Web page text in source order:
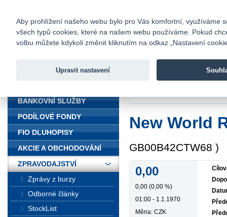
Fio banka
Fio banka
New World
GB00B42CTW68 )
0,00
0,00 (0,00 %)
01:00 - 1.1.1970
Měna: CZK
BANKOVNÍ SLUŽBY
PODÍLOVÉ FONDY
FIO DLUHOPISY
AKCIE A OBCHODOVÁNÍ
ZPRAVODAJSTVÍ
Zprávy z burzy
Odborné články
StockList
Aby prohlížení našeho webu bylo pro Vás komfortní, využíváme
všech typů cookies, které na našem webu používáme. Pokud
volbu můžete kdykoli změnit kliknutím na odkaz „Nastavení
Upravit nastavení